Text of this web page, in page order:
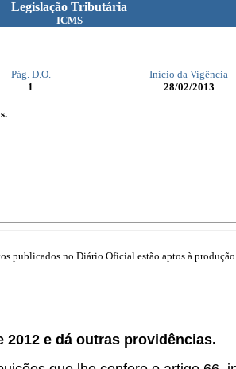
Legislação Tributária
ICMS
Pág. D.O. Início da Vigência
1 28/02/2013
publicados no Diário Oficial estão aptos à
2012 e dá outras providências.